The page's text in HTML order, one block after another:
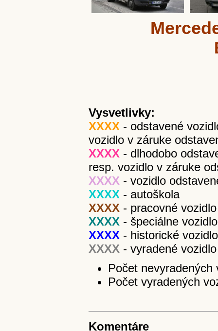
Vysvetlivky:
XXXX - odstavené
vozidlo v záruke
XXXX - dlhodobo
resp. vozidlo v záruke
XXXX - vozidlo
XXXX - autoškola
XXXX - pracovné vozidlo
XXXX - špeciálne vozidlo
XXXX - historické vozidlo
XXXX - vyradené vozidlo
Počet nevyradených
Počet vyradených
Komentáre